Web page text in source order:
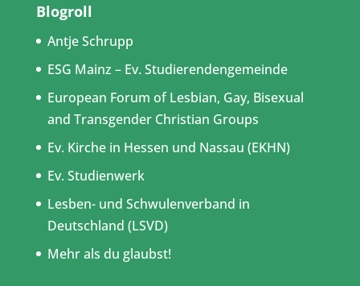
Blogroll
Antje Schrupp
ESG Mainz – Ev. Studierendengemeinde
European Forum of Lesbian, Gay, Bisexual
and Transgender Christian Groups
Ev. Kirche in Hessen und Nassau (EKHN)
Ev. Studienwerk
Lesben- und Schwulenverband in
Deutschland (LSVD)
Mehr als du glaubst!